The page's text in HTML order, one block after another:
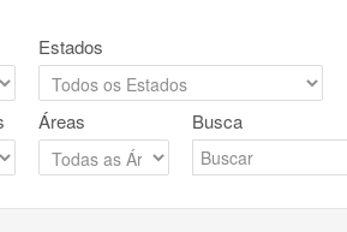
Estados
Áreas Busca